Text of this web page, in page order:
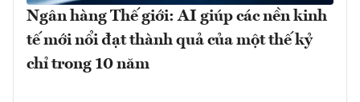
Ngân hàng Thế giới: AI giúp các nền kinh
tế mới nổi đạt thành quả của một thế kỷ
chỉ trong 10 năm